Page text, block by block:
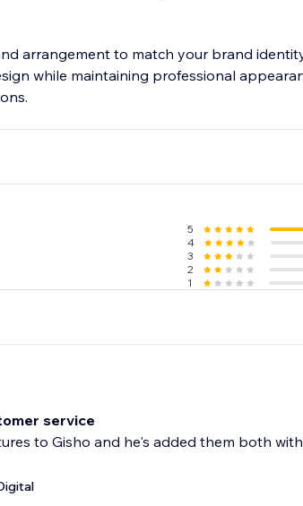
arrangement to match your brand
while maintaining professional
5
4
3
2
1
service
to Gisho and he's added them both